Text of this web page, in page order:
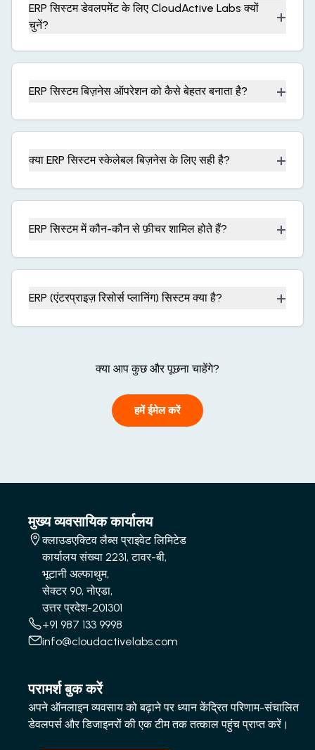
ERP सिस्टम डेवलपमेंट के लिए CloudActive Labs क्यों
चुनें?
+
ERP सिस्टम बिज़नेस ऑपरेशन को कैसे बेहतर बनाता है? +
क्या ERP सिस्टम स्केलेबल बिज़नेस के लिए सही है? +
ERP सिस्टम में कौन-कौन से फ़ीचर शामिल होते हैं? +
ERP (एंटरप्राइज़ रिसोर्स प्लानिंग) सिस्टम क्या है? +
क्या आप कुछ और पूछना चाहेंगे?
हमें ईमेल करें
मुख्य व्यवसायिक कार्यालय
क्लाउडएक्टिव लैब्स प्राइवेट लिमिटेड
कार्यालय संख्या 2231, टावर-बी,
भूटानी अल्फाथुम,
सेक्टर 90, नोएडा,
उत्तर प्रदेश-201301
+91 987 133 9998
info@cloudactivelabs.com
परामर्श बुक करें
अपने ऑनलाइन व्यवसाय को बढ़ाने पर ध्यान केंद्रित परिणाम-संचालित
डेवलपर्स और डिजाइनरों की एक टीम तक तत्काल पहुंच प्राप्त करें।